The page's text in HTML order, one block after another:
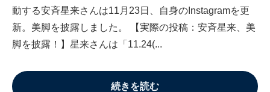
動する安斉星来さんは11月23日、自身のInstagramを更
新。美脚を披露しました。 【実際の投稿：安斉星来、美
脚を披露！】星来さんは「11.24(...
続きを読む